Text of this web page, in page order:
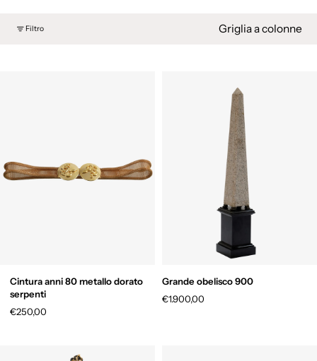
Filtro Griglia a colonne
Cintura anni 80 metallo dorato
serpenti
€250,00
Grande obelisco 900
€1.900,00